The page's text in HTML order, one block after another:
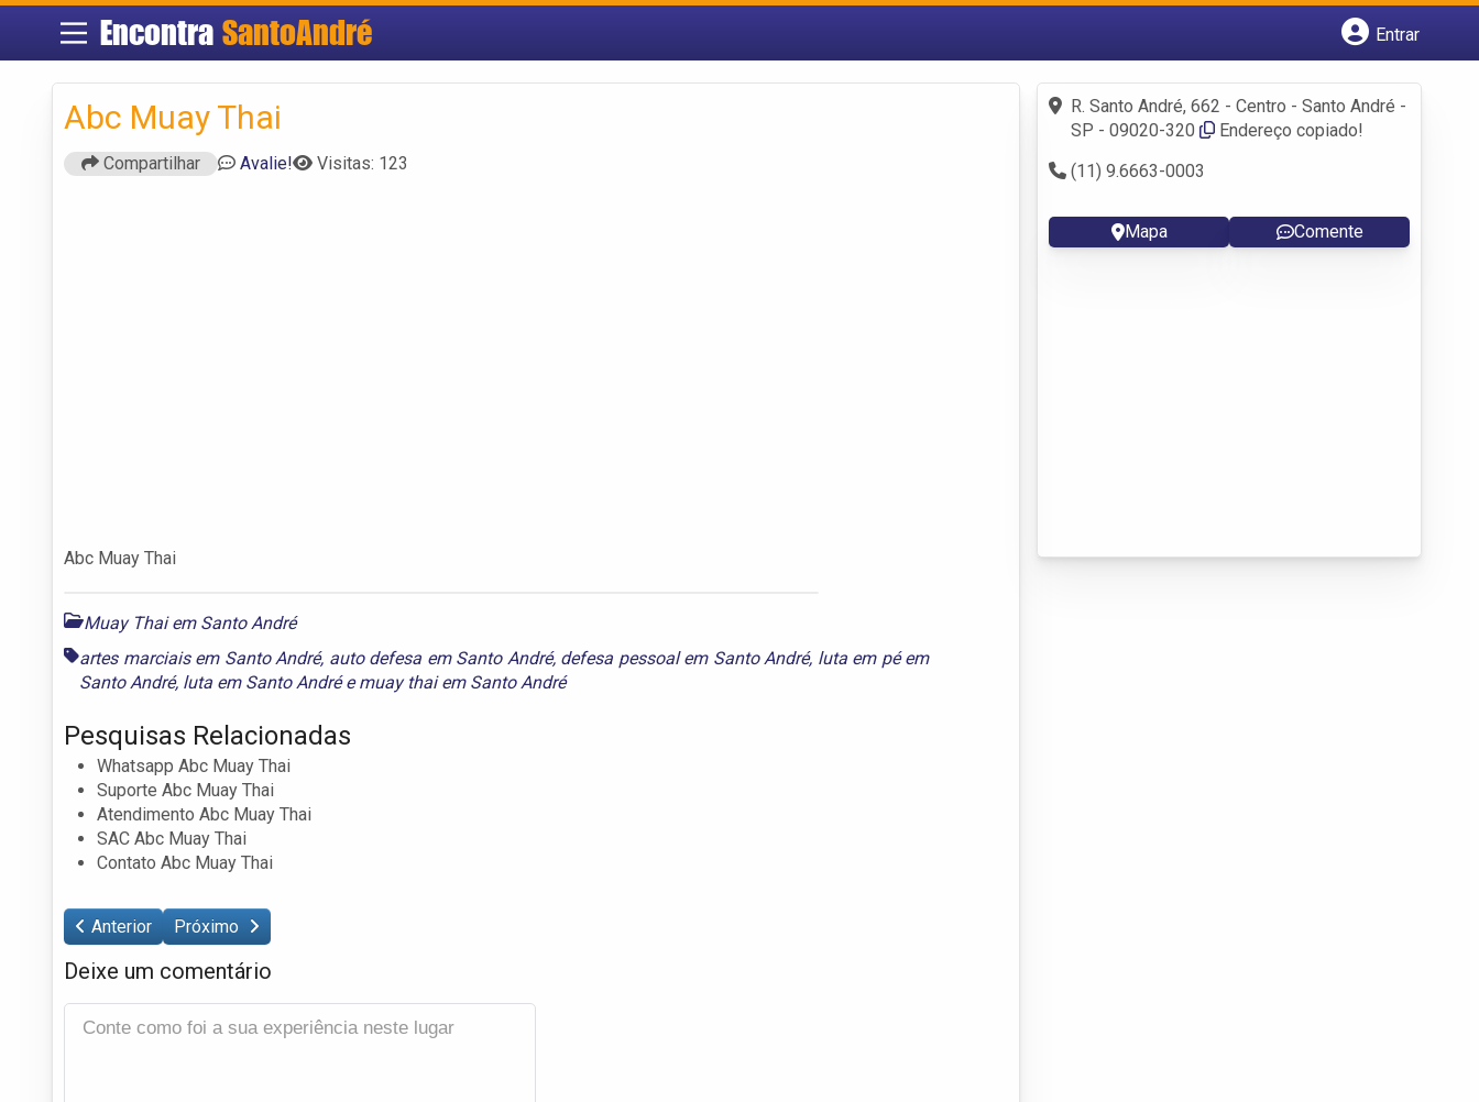
Encontra SantoAndré
Entrar
Fazer login
Criar conta
Abc Muay Thai
Compartilhar Avalie! Visitas: 123
Abc Muay Thai
Muay Thai em Santo André
artes marciais em Santo André, auto defesa em Santo André, defesa pessoal em Santo André, luta em pé em
Santo André, luta em Santo Andréemuay thai em Santo André
Pesquisas Relacionadas
Whatsapp Abc Muay Thai
Suporte Abc Muay Thai
Atendimento Abc Muay Thai
SAC Abc Muay Thai
Contato Abc Muay Thai
Anterior Próximo
Deixe um comentário
R. Santo André, 662 - Centro - Santo André -
SP - 09020-320
Endereço copiado!
(11) 9.6663-0003
Mapa Comente